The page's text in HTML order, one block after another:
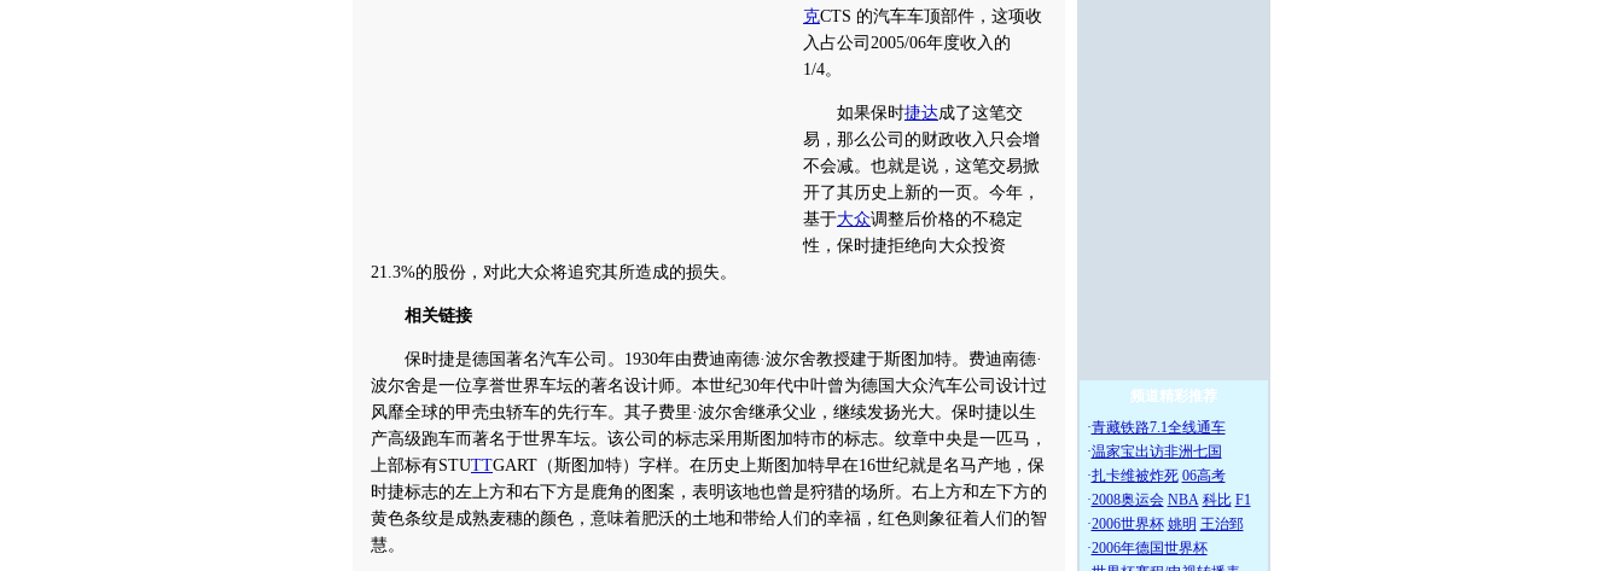
克CTS 的汽车车顶部件，这项收
入占公司2005/06年度收入的
1/4。
如果保时捷达成了这笔交
易，那么公司的财政收入只会增
不会减。也就是说，这笔交易掀
开了其历史上新的一页。今年，
基于大众调整后价格的不稳定
性，保时捷拒绝向大众投资
21.3%的股份，对此大众将追究其所造成的损失。
相关链接
保时捷是德国著名汽车公司。1930年由费迪南德·波尔舍教授建于斯图加特。费迪南德·
波尔舍是一位享誉世界车坛的著名设计师。本世纪30年代中叶曾为德国大众汽车公司设计过
风靡全球的甲壳虫轿车的先行车。其子费里·波尔舍继承父业，继续发扬光大。保时捷以生
产高级跑车而著名于世界车坛。该公司的标志采用斯图加特市的标志。纹章中央是一匹马，
上部标有STUTTGART（斯图加特）字样。在历史上斯图加特早在16世纪就是名马产地，保
时捷标志的左上方和右下方是鹿角的图案，表明该地也曾是狩猎的场所。右上方和左下方的
黄色条纹是成熟麦穗的颜色，意味着肥沃的土地和带给人们的幸福，红色则象征着人们的智
慧。
频道精彩推荐
·青藏铁路7.1全线通车
·温家宝出访非洲七国
·扎卡维被炸死 06高考
·2008奥运会 NBA 科比 F1
·2006世界杯 姚明 王治郅
·2006年德国世界杯